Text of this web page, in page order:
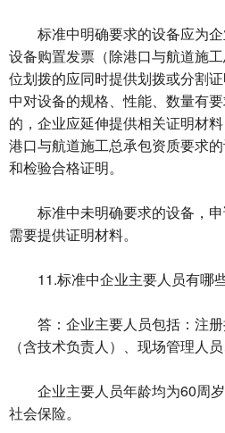
标准中明确要求的设备应为企
设备购置发票（除港口与航道施
位划拨的应同时提供划拨或分割
中对设备的规格、性能、数量有
的，企业应延伸提供相关证明材料
港口与航道施工总承包资质要求
和检验合格证明。
标准中未明确要求的设备，申
需要提供证明材料。
11.标准中企业主要人员有哪
答：企业主要人员包括：注册
（含技术负责人）、现场管理人
企业主要人员年龄均为60周岁
社会保险。